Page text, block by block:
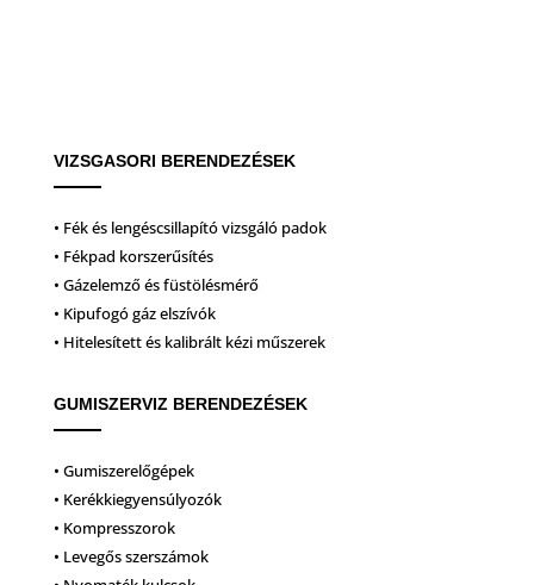
VIZSGASORI BERENDEZÉSEK
• Fék és lengéscsillapító vizsgáló padok
• Fékpad korszerűsítés
• Gázelemző és füstölésmérő
• Kipufogó gáz elszívók
• Hitelesített és kalibrált kézi műszerek
GUMISZERVIZ BERENDEZÉSEK
• Gumiszerelőgépek
• Kerékkiegyensúlyozók
• Kompresszorok
• Levegős szerszámok